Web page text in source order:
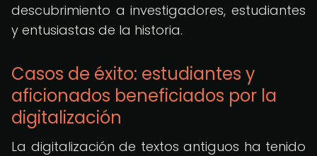
descubrimiento a investigadores, estudiantes
y entusiastas de la historia.
Casos de éxito: estudiantes y
aficionados beneficiados por la
digitalización
La digitalización de textos antiguos ha tenido